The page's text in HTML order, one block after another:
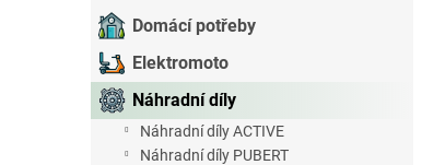
Domácí potřeby
Elektromoto
Náhradní díly
Náhradní díly ACTIVE
Náhradní díly PUBERT